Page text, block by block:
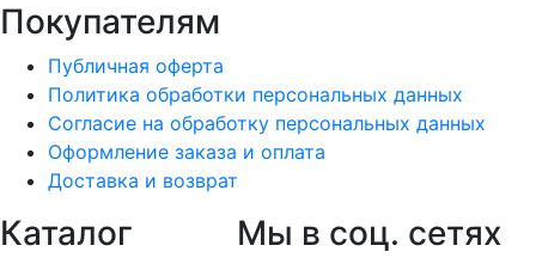
Покупателям
Публичная оферта
Политика обработки персональных данных
Согласие на обработку персональных данных
Оформление заказа и оплата
Доставка и возврат
Каталог Мы в соц. сетях